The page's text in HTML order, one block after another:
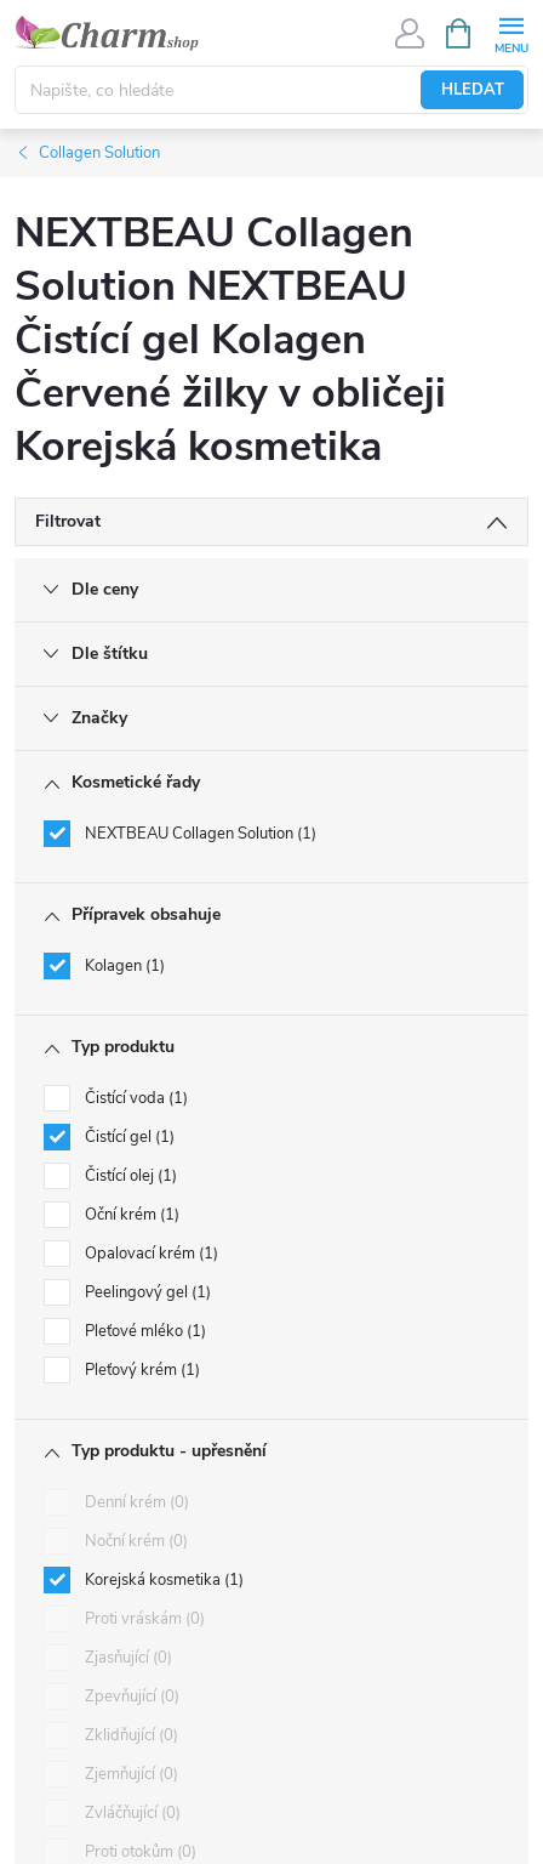
Přejít
obsah
HLEDAT
NÁKUPNÍ
KOŠÍK
Collagen Solution
NEXTBEAU Collagen
Solution NEXTBEAU
Čistící gel Kolagen
Červené žilky v obličeji
Korejská kosmetika
Filtrovat
Dle ceny
Dle štítku
Značky
Kosmetické řady
NEXTBEAU Collagen Solution 1
Přípravek obsahuje
Kolagen 1
Typ produktu
Čistící voda 1
Čistící gel 1
Čistící olej 1
Oční krém 1
Opalovací krém 1
Peelingový gel 1
Pleťové mléko 1
Pleťový krém 1
Typ produktu - upřesnění
Denní krém 0
Noční krém 0
Korejská kosmetika 1
Proti vráskám 0
Zjasňující 0
Zpevňující 0
Zklidňující 0
Zjemňující 0
Zvláčňující 0
Proti otokům 0